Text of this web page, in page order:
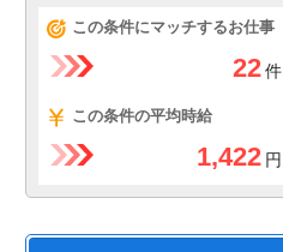
この条件にマッチするお仕事
22 件
この条件の平均時給
1,422 円